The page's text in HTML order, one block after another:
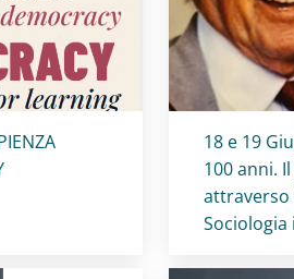
Titolo card
18 e 19
100 anni.
attraverso
Sociologia